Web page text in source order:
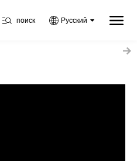
поиск Русский